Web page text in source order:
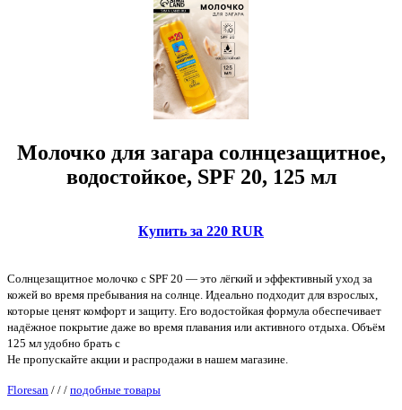
Молочко для загара солнцезащитное,
водостойкое, SPF 20, 125 мл
Купить за 220 RUR
Солнцезащитное молочко с SPF 20 — это лёгкий и эффективный уход за
кожей во время пребывания на солнце. Идеально подходит для взрослых,
которые ценят комфорт и защиту. Его водостойкая формула обеспечивает
надёжное покрытие даже во время плавания или активного отдыха. Объём
125 мл удобно брать с
Не пропускайте акции и распродажи в нашем магазине.
Floresan / / / подобные товары